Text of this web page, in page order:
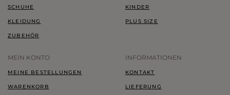
SCHUHE
KLEIDUNG
ZUBEHÖR
KINDER
PLUS SIZE
MEIN KONTO
MEINE BESTELLUNGEN
WARENKORB
INFORMATIONEN
KONTAKT
LIEFERUNG